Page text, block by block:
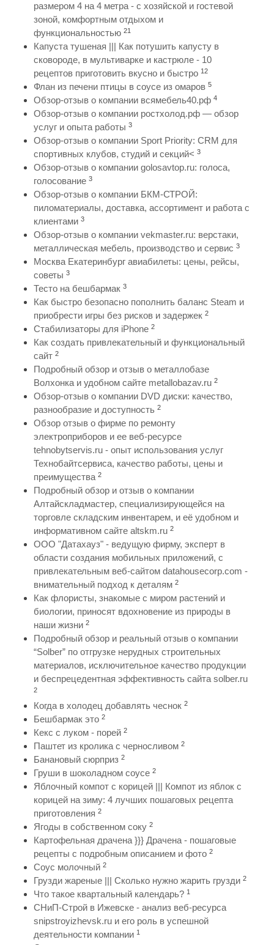
размером 4 на 4 метра - с хозяйской и гостевой
зоной, комфортным отдыхом и
функциональностью 21
Капуста тушеная ||| Как потушить капусту в
сковороде, в мультиварке и кастрюле - 10
рецептов приготовить вкусно и быстро 12
Флан из печени птицы в соусе из омаров 5
Обзор-отзыв о компании всямебель40.рф 4
Обзор-отзыв о компании ростхолод.рф — обзор
услуг и опыта работы 3
Обзор-отзыв о компании Sport Priority: CRM для
спортивных клубов, студий и секций< 3
Обзор-отзыв о компании golosavtop.ru: голоса,
голосование 3
Обзор-отзыв о компании БКМ-СТРОЙ:
пиломатериалы, доставка, ассортимент и работа с
клиентами 3
Обзор-отзыв о компании vekmaster.ru: верстаки,
металлическая мебель, производство и сервис 3
Москва Екатеринбург авиабилеты: цены, рейсы,
советы 3
Тесто на бешбармак 3
Как быстро безопасно пополнить баланс Steam и
приобрести игры без рисков и задержек 2
Стабилизаторы для iPhone 2
Как создать привлекательный и функциональный
сайт 2
Подробный обзор и отзыв о металлобазе
Волхонка и удобном сайте metallobazav.ru 2
Обзор-отзыв о компании DVD диски: качество,
разнообразие и доступность 2
Обзор отзыв о фирме по ремонту
электроприборов и ее веб-ресурсе
tehnobytservis.ru - опыт использования услуг
Технобайтсервиса, качество работы, цены и
преимущества 2
Подробный обзор и отзыв о компании
Алтайскладмастер, специализирующейся на
торговле складским инвентарем, и её удобном и
информативном сайте altskm.ru 2
ООО "Датахауз" - ведущую фирму, эксперт в
области создания мобильных приложений, с
привлекательным веб-сайтом datahousecorp.com -
внимательный подход к деталям 2
Как флористы, знакомые с миром растений и
биологии, приносят вдохновение из природы в
наши жизни 2
Подробный обзор и реальный отзыв о компании
“Solber” по отгрузке нерудных строительных
материалов, исключительное качество продукции
и беспрецедентная эффективность сайта solber.ru
2
Когда в холодец добавлять чеснок 2
Бешбармак это 2
Кекс с луком - порей 2
Паштет из кролика с черносливом 2
Банановый сюрприз 2
Груши в шоколадном соусе 2
Яблочный компот с корицей ||| Компот из яблок с
корицей на зиму: 4 лучших пошаговых рецепта
приготовления 2
Ягоды в собственном соку 2
Картофельная драчена }}} Драчена - пошаговые
рецепты с подробным описанием и фото 2
Соус молочный 2
Грузди жареные ||| Сколько нужно жарить грузди 2
Что такое квартальный календарь? 1
СНиП-Строй в Ижевске - анализ веб-ресурса
snipstroyizhevsk.ru и его роль в успешной
деятельности компании 1